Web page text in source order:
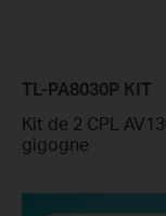
TL-PA8030P KIT
Kit de 2 CPL
gigogne